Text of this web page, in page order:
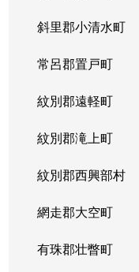
斜里郡小清水町
常呂郡置戸町
紋別郡遠軽町
紋別郡滝上町
紋別郡西興部村
網走郡大空町
有珠郡壮瞥町